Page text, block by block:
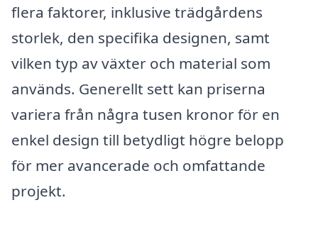
flera faktorer, inklusive trädgårdens
storlek, den specifika designen, samt
vilken typ av växter och material som
används. Generellt sett kan priserna
variera från några tusen kronor för en
enkel design till betydligt högre belopp
för mer avancerade och omfattande
projekt.